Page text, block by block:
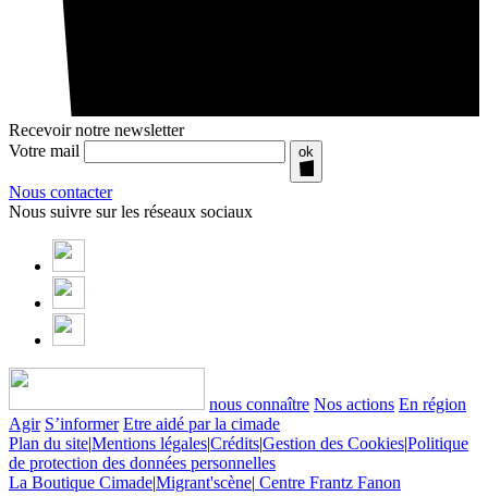
Recevoir notre newsletter
Votre mail
ok
Nous contacter
Nous suivre sur les réseaux sociaux
nous connaître Nos actions En région
Agir S’informer Etre aidé par la cimade
Plan du site|Mentions légales|Crédits|Gestion des Cookies|Politique
de protection des données personnelles
La Boutique Cimade|Migrant'scène| Centre Frantz Fanon